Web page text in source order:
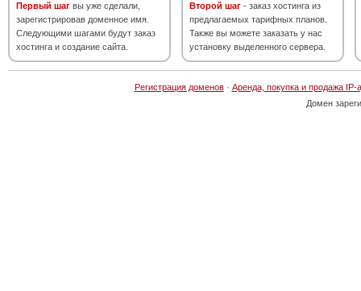
Первый шаг вы уже сделали,
зарегистрировав доменное имя.
Следующими шагами будут заказ
хостинга и создание сайта.
Второй шаг - заказ хостинга из
предлагаемых тарифных планов.
Также вы можете заказать у нас
установку выделенного сервера.
Регистрация доменов· Аренда, покупка и продажа IP-
Домен